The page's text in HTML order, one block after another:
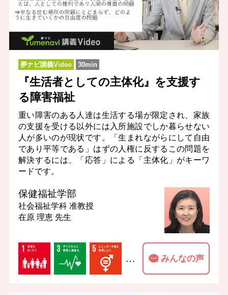
夢ナビ講義Video 30min
『生活者としての主体化』を支援す
る障害福祉
重い障害のある人達は生活する場が限定され、家族
の支援を受ける以外には入所施設でしか暮らせない
人が多いのが現状です。「生まれながらにして自由
であり平等である」はずの人権に反するこの問題を
解決するには、「応答」による「主体化」がキーワ
ードです。
保健福祉学部
社会福祉学科 准教授
在原 理恵 先生
… みんなの声